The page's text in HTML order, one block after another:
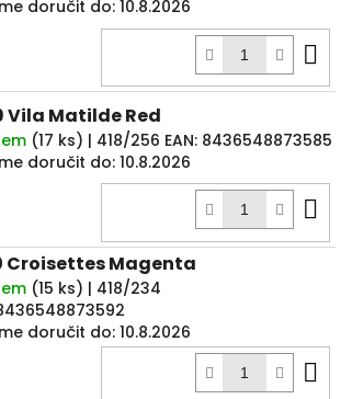
doručit do: 10.8.2026
Vila Matilde Red
(17 ks) | 418/256 EAN: 8436548873585
doručit do: 10.8.2026
Croisettes Magenta
(15 ks) | 418/234
doručit do: 10.8.2026